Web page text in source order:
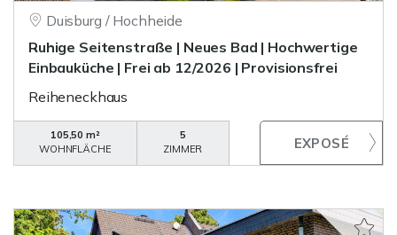
Duisburg / Hochheide
Ruhige Seitenstraße | Neues Bad | Hochwertige
Einbauküche | Frei ab 12/2026 | Provisionsfrei
Reiheneckhaus
105,50 m²
WOHNFLÄCHE
5
ZIMMER